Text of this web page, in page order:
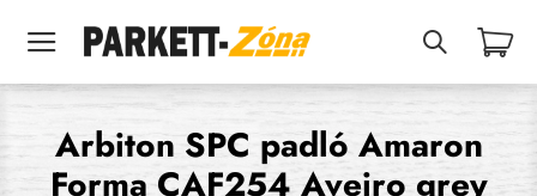
Arbiton SPC padló Amaron
Forma CAF254 Aveiro grey